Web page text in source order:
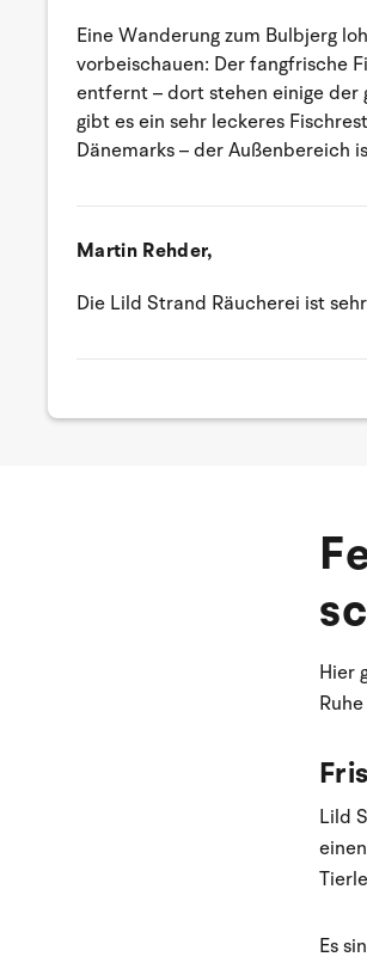
Eine Wanderung zum Bulbjerg
vorbeischauen: Der fangfrische
entfernt – dort stehen einige
gibt es ein sehr leckeres
Dänemarks – der Außenbereich
Martin Rehder,
Die Lild Strand Räucherei ist
Hier
Lild
Es